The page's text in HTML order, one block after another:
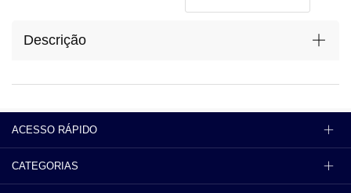
Descrição
ACESSO RÁPIDO
CATEGORIAS